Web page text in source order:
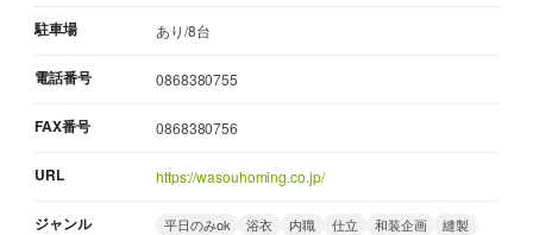
駐車場 あり/8台
電話番号 0868380755
FAX番号 0868380756
URL https://wasouhoming.co.jp/
ジャンル 平日のみok 浴衣 内職 仕立 和装企画
縫製